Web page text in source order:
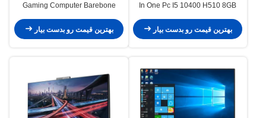
In One Pc I5 10400 H510 8GB
مناقصه
بهترین قیمت رو بدست بیار
Gaming Computer Barebone
بهترین قیمت رو بدست بیار